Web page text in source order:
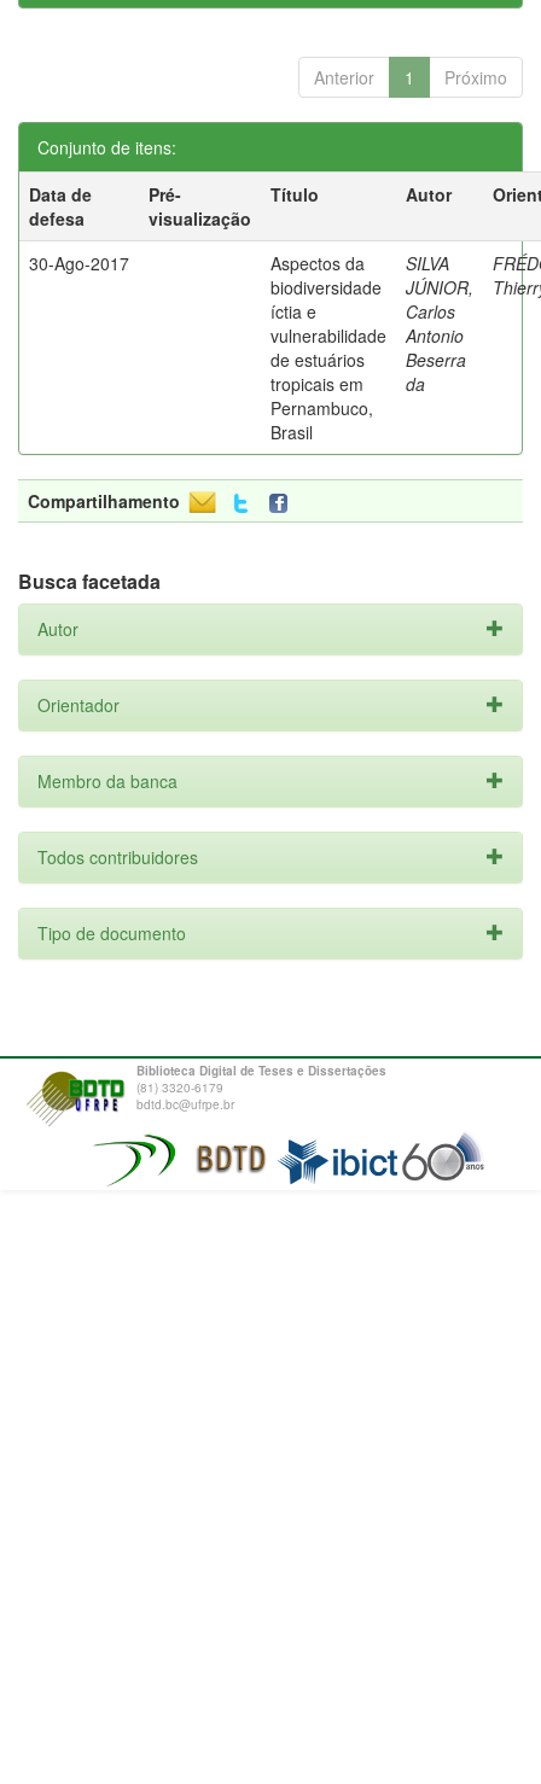
Anterior 1 Próximo
Conjunto de itens:
Data de
defesa
Pré-
visualização
Título Autor
30-Ago-2017
Aspectos da
biodiversidade
íctia e
vulnerabilidade
de estuários
tropicais em
Pernambuco,
Brasil
SILVA
JÚNIOR,
Carlos
Antonio
Beserra
da
Compartilhamento
Busca facetada
Autor
Orientador
Membro da banca
Todos contribuidores
Tipo de documento
Biblioteca Digital de Teses e Dissertações
(81) 3320-6179
bdtd.bc@ufrpe.br